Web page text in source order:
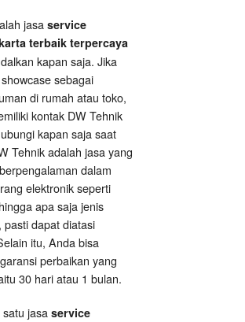
jasa service
terbaik terpercaya
kapan saja. Jika
sebagai
di rumah atau toko,
kontak DW Tehnik
kapan saja saat
Tehnik adalah jasa yang
dalam
elektronik seperti
apa saja jenis
pasti dapat diatasi
itu, Anda bisa
perbaikan yang
30 hari atau 1 bulan.
jasa service